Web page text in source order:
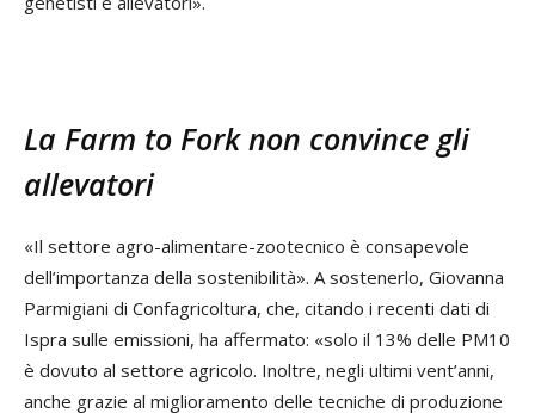
La Farm to Fork non convince gli
allevatori
«Il settore agro-alimentare-zootecnico è consapevole
dell’importanza della sostenibilità». A sostenerlo, Giovanna
Parmigiani di Confagricoltura, che, citando i recenti dati di
Ispra sulle emissioni, ha affermato: «solo il 13% delle PM10
è dovuto al settore agricolo. Inoltre, negli ultimi vent’anni,
anche grazie al miglioramento delle tecniche di produzione